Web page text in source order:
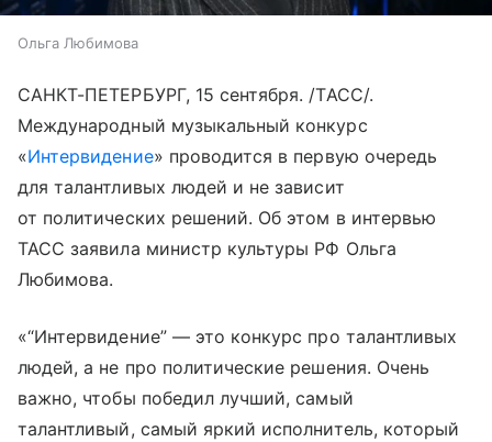
Ольга Любимова
САНКТ-ПЕТЕРБУРГ, 15 сентября. /ТАСС/.
Международный музыкальный конкурс
«Интервидение» проводится в первую очередь
для талантливых людей и не зависит
от политических решений. Об этом в интервью
ТАСС заявила министр культуры РФ Ольга
Любимова.
«“Интервидение” — это конкурс про талантливых
людей, а не про политические решения. Очень
важно, чтобы победил лучший, самый
талантливый, самый яркий исполнитель, который